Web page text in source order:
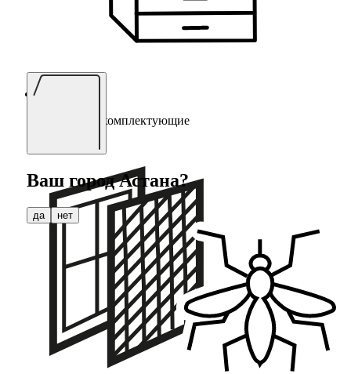
Мебельные комплектующие
Ваш городАстана?
да нет